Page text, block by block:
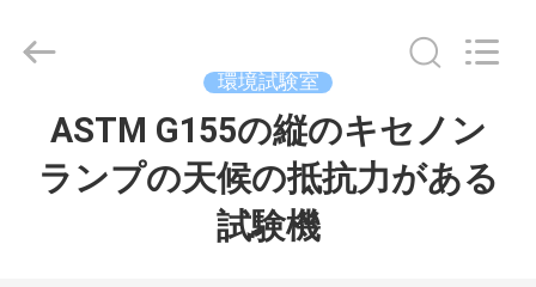
Dongguan
Zhongli
Reserved.
環境試験室
ASTM G155の縦のキセノン
ランプの天候の抵抗力がある
試験機